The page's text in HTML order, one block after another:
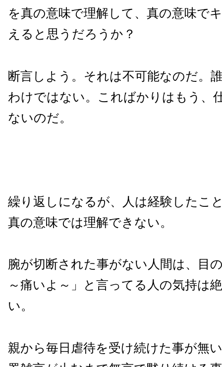
を真の意味で理解して、真の意味で
えると思うだろうか？
断言しよう。それは不可能なのだ。
わけではない。こればかりはもう、
ないのだ。
繰り返しになるが、人は経験したこ
真の意味では理解できない。
腕が切断された事がない人間は、目
～痛いよ～」と言ってる人の気持は
い。
親から毎日虐待を受け続けた事が無